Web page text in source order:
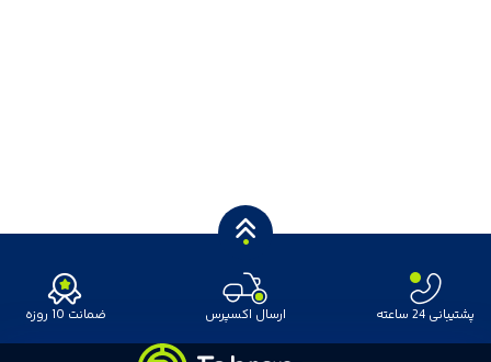
پشتیبانی 24 ساعته ارسال اکسپرس ضمانت 10 روزه